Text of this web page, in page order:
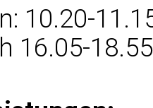
10.20-
16.05-